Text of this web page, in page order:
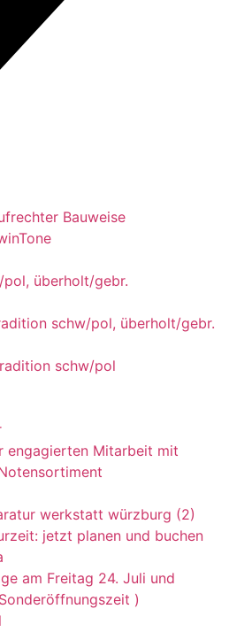
überholt/gebr.
schw/pol, überholt/gebr.
schw/pol
engagierten Mitarbeit mit
jetzt planen und buchen
am Freitag 24. Juli und
)